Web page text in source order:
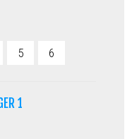
5 6
1